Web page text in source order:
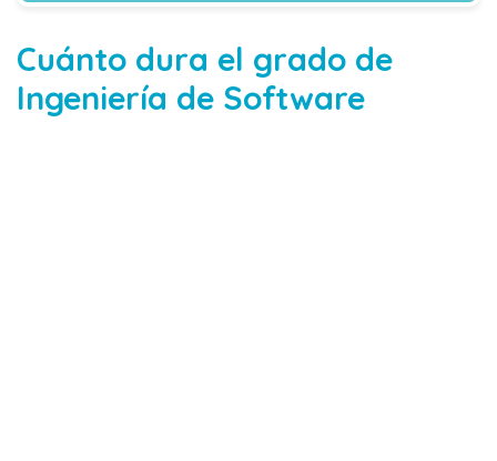
Cuánto dura el grado de
Ingeniería de Software